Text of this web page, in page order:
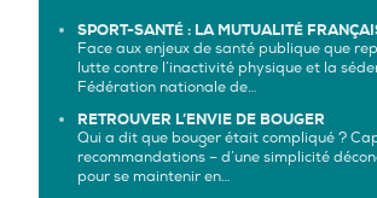
SPORT-SANTÉ : LA MUTUALITÉ
Face aux enjeux de santé publique que
lutte contre l’inactivité physique et la
Fédération nationale de…
RETROUVER L’ENVIE DE BOUGER
Qui a dit que bouger était compliqué ?
recommandations – d’une simplicité
pour se maintenir en…